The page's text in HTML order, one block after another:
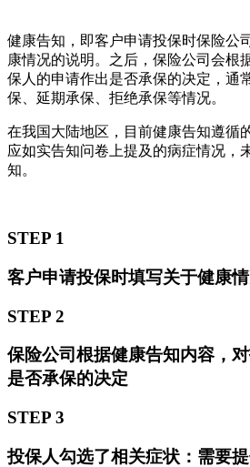
健康告知，即客户申请投保时保险公
康情况的说明。之后，保险公司会根
保人的申请作出是否承保的决定，通
保、延期承保、拒绝承保等情况。
在我国大陆地区，目前健康告知遵循
应如实告知问卷上提及的病症情况，
知。
STEP 1
客户申请投保时填写关于健康
STEP 2
保险公司根据健康告知内容，
是否承保的决定
STEP 3
投保人勾选了相关症状：需要